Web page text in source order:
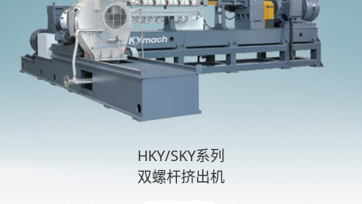
UHMWPE
电线电缆
高性能塑料
工程塑料
降解塑料
聚合反应
再生塑料
聚合物脱挥
聚烯烃粉体造粒
母粒
热塑性弹性体
科亚动态
科亚动态
视频展示
联系我们
联系我们
招聘职位
HKY/SKY系列
双螺杆挤出机